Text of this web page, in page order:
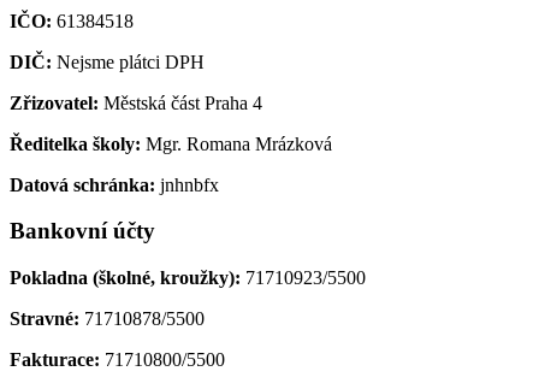
IČO: 61384518
DIČ: Nejsme plátci DPH
Zřizovatel: Městská část Praha 4
Ředitelka školy: Mgr. Romana Mrázková
Datová schránka: jnhnbfx
Bankovní účty
Pokladna (školné, kroužky): 71710923/5500
Stravné: 71710878/5500
Fakturace: 71710800/5500